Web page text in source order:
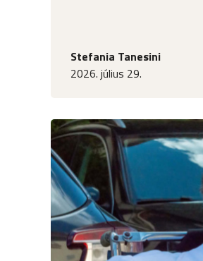
Stefania Tanesini
2026. július 29.